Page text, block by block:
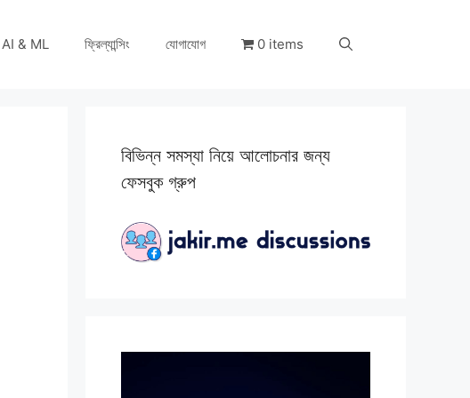
AI & ML ফ্রিল্যান্সিং যোগাযোগ 0 items
বিভিন্ন সমস্যা নিয়ে আলোচনার জন্য
ফেসবুক গ্রুপ